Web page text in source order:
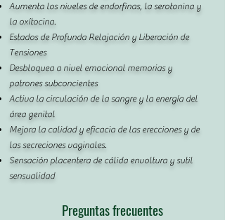
Aumenta los niveles de endorfinas, la serotonina y
la oxítocina.
Estados de Profunda Relajación y Liberación de
Tensiones
Desbloquea a nivel emocional memorias y
patrones subconcientes
Activa la circulación de la sangre y la energía del
área genital
Mejora la calidad y eficacia de las erecciones y de
las secreciones vaginales.
Sensación placentera de cálida envoltura y sutil
sensualidad
Preguntas frecuentes